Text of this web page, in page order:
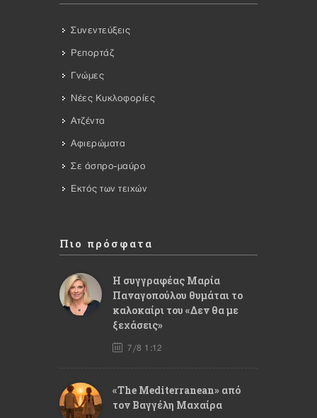
Συνεντεύξεις
Ρεπορτάζ
Γνώμες
Νέες Κυκλοφορίες
Ατζέντα
Αφιερώματα
Σε άσπρο-μαύρο
Εκτός των τειχών
Πιο πρόσφατα
Η συγγραφέας Μαρία
Παναγοπούλου θυμάται το
καλοκαίρι του «Δεν θα με
ξεχάσεις»
7/8 1:12
«The Mediterranean» από
τον Βαγγέλη Μαχαίρα